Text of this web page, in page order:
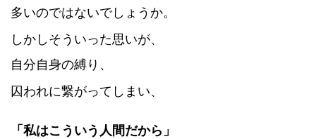
多いのではないでしょうか。
しかしそういった思いが、
自分自身の縛り、
囚われに繋がってしまい、
「私はこういう人間だから」